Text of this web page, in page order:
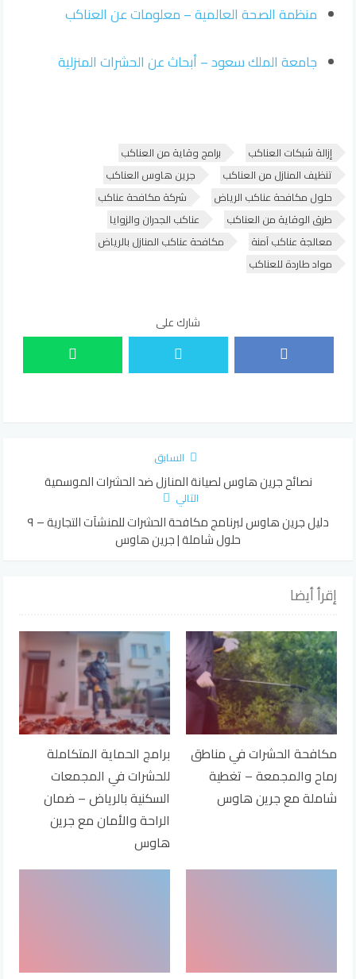
منظمة الصحة العالمية – معلومات عن العناكب
جامعة الملك سعود – أبحاث عن الحشرات المنزلية
إزالة شبكات العناكب
برامج وقاية من العناكب
تنظيف المنازل من العناكب
جرين هاوس العناكب
حلول مكافحة عناكب الرياض
شركة مكافحة عناكب
طرق الوقاية من العناكب
عناكب الجدران والزوايا
معالجة عناكب آمنة
مكافحة عناكب المنازل بالرياض
مواد طاردة للعناكب
شارك على
السابق
نصائح جرين هاوس لصيانة المنازل ضد الحشرات الموسمية
التالي
دليل جرين هاوس لبرنامج مكافحة الحشرات للمنشآت التجارية – ٩
حلول شاملة | جرين هاوس
إقرأ أيضا
مكافحة الحشرات في مناطق
رماح والمجمعة – تغطية
شاملة مع جرين هاوس
برامج الحماية المتكاملة
للحشرات في المجمعات
السكنية بالرياض – ضمان
الراحة والأمان مع جرين
هاوس